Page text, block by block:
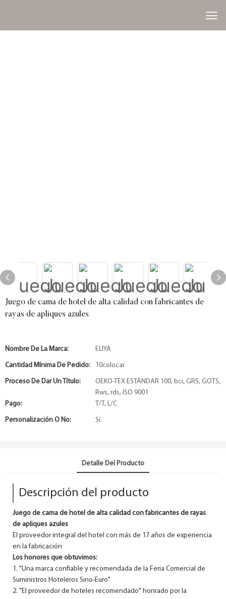
Juego de cama de hotel de alta calidad con fabricantes de
rayas de apliques azules
Nombre De La Marca: ELIYA
Cantidad Mínima De Pedido: 10colocar
Proceso De Dar Un Título:
OEKO-TEX ESTÁNDAR 100, bci, GRS, GOTS,
Rws, rds, ISO 9001
Pago:
T/T, L/C
Personalización O No: Sí.
Detalle Del Producto
Descripción del producto
Juego de cama de hotel de alta calidad con fabricantes de rayas
de apliques azules
El proveedor integral del hotel con más de 17 años de experiencia
en la fabricación
Los honores que obtuvimos:
1. "Una marca confiable y recomendada de la Feria Comercial de
Suministros Hoteleros Sino-Euro"
2. "El proveedor de hoteles recomendado" honrado por la